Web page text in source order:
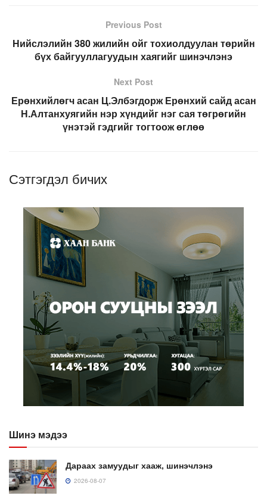
Previous Post
Нийслэлийн 380 жилийн ойг тохиолдуулан төрийн
бүх байгууллагуудын хаягийг шинэчлэнэ
Next Post
Ерөнхийлөгч асан Ц.Элбэгдорж Ерөнхий сайд асан
Н.Алтанхуягийн нэр хүндийг нэг сая төгрөгийн
үнэтэй гэдгийг тогтоож өглөө
Сэтгэгдэл бичих
Шинэ мэдээ
Дараах замуудыг хааж, шинэчлэнэ
2026-08-07